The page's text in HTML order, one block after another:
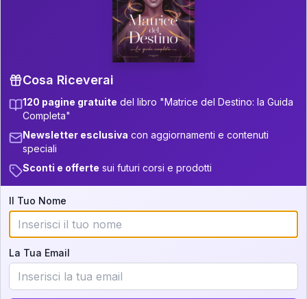
P.S. Interpretazione parziale
gratuita
Scorri più in basso per vedere
un'interpretazione parziale gratuita della tua
Iscriviti alla newsletter per ricevere
aggiornamenti quando sarà disponibile.
Cosa scoprirete nella vostra
interpretazione:
💕 Come rafforzare la vostra unione
Cosa Riceverai
120 pagine gratuite del libro "Matrice del Destino: la Guida
Completa"
Newsletter esclusiva con aggiornamenti e contenuti
speciali
Sconti e offerte sui futuri corsi e prodotti
Il Tuo Nome
La Tua Email